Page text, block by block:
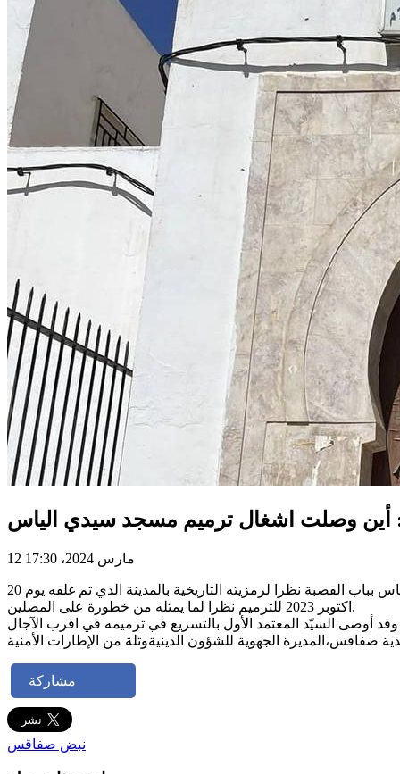
وصلت اشغال ترميم مسجد سيدي الياس
12 مارس 2024، 17:30
تحول السيد المعتمد الأول المكلف بتسيير شؤون ولاية صفاقس صباح اليوم الثلاثاء 12 مارس 2024، لمعاينة أشغال ترميم مسجد سيدي إلياس بباب القصبة نظرا لرمزيته التاريخية بالمدينة الذي تم غلقه يوم 20
اكتوبر 2023 للترميم نظرا لما يمثله من خطورة على المصلين.
مشاركة
نبض صفاقس